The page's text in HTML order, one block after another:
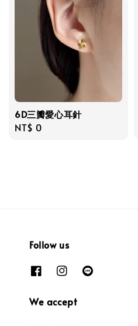
6D三瓣愛心耳針
Regular
NT$ 0
Follow us
We accept